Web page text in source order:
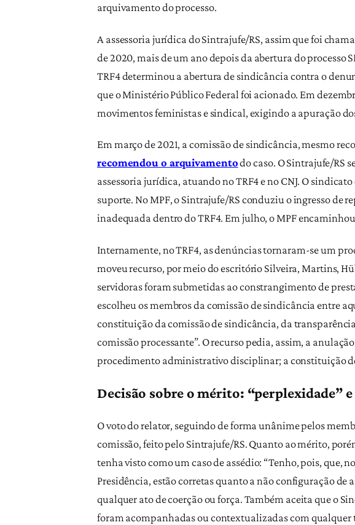
arquivamento do processo.
A assessoria jurídica do Sintrajufe/RS, assim que foi
de 2020, mais de um ano depois da abertura do processo
TRF4 determinou a abertura de sindicância contra o
que o Ministério Público Federal foi acionado. Em
movimentos feministas e sindical, exigindo a apuração
Em março de 2021, a comissão de sindicância, mesmo
recomendou o arquivamentodo caso. O Sintrajufe/RS
assessoria jurídica, atuando no TRF4 e no CNJ. O
suporte. No MPF, o Sintrajufe/RS conduziu o ingresso de
inadequada dentro do TRF4. Em julho, o MPF
Internamente, no TRF4, as denúncias tornaram-se um
moveu recurso, por meio do escritório Silveira, Martins,
servidoras foram submetidas ao constrangimento de
escolheu os membros da comissão de sindicância entre
constituição da comissão de sindicância, da
comissão processante”. O recurso pedia, assim, a
procedimento administrativo disciplinar; a constituição
Decisão sobre o mérito: “perplexidade”
O voto do relator, seguindo de forma unânime pelos
comissão, feito pelo Sintrajufe/RS. Quanto ao mérito,
tenha visto como um caso de assédio: “Tenho, pois, que,
Presidência, estão corretas quanto a não configuração
qualquer ato de coerção ou força. Também aceita que o
foram acompanhadas ou contextualizadas com